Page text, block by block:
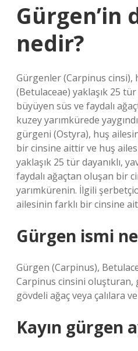
Gürgen’in
nedir?
Gürgenler (Carpinus cinsi),
(Betulaceae) yaklaşık 25 tür
büyüyen süs ve faydalı
kuzey yarımkürede
gürgeni (Ostyra), huş
bir cinsine aittir ve huş
yaklaşık 25 tür dayanıklı,
faydalı ağaçtan oluşan bir
yarımkürenin. İlgili
ailesinin farklı bir cinsine
Gürgen ismi
Gürgen (Carpinus),
Carpinus cinsini oluşturan,
gövdeli ağaç veya çalılara
Kayın gürgen